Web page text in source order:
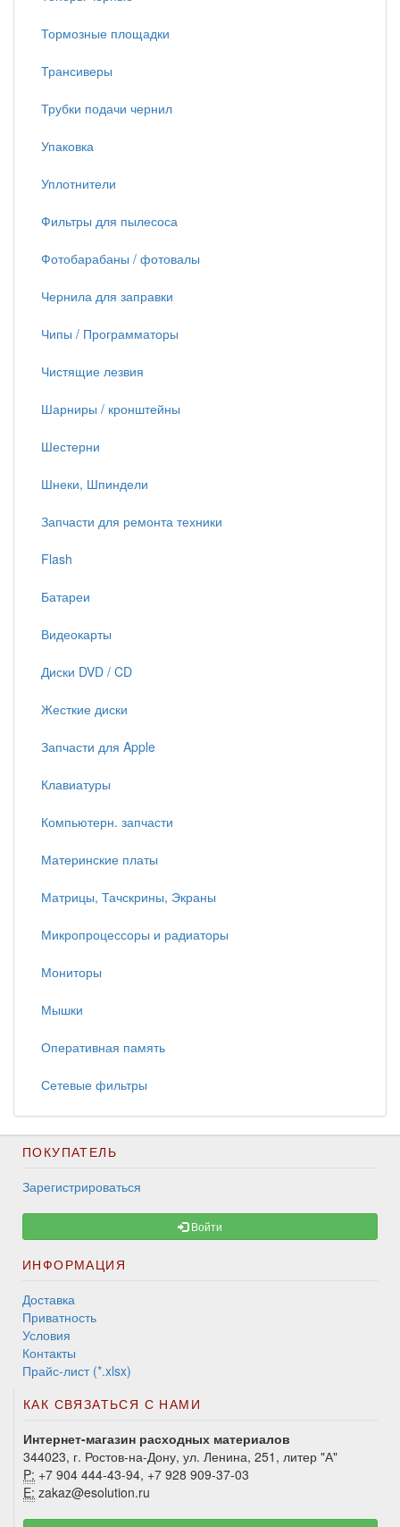
Тормозные площадки
Трансиверы
Трубки подачи чернил
Упаковка
Уплотнители
Фильтры для пылесоса
Фотобарабаны / фотовалы
Чернила для заправки
Чипы / Программаторы
Чистящие лезвия
Шарниры / кронштейны
Шестерни
Шнеки, Шпиндели
Запчасти для ремонта техники
Flash
Батареи
Видеокарты
Диски DVD / CD
Жесткие диски
Запчасти для Apple
Клавиатуры
Компьютерн. запчасти
Материнские платы
Матрицы, Тачскрины, Экраны
Микропроцессоры и радиаторы
Мониторы
Мышки
Оперативная память
Сетевые фильтры
ПОКУПАТЕЛЬ
Зарегистрироваться
Войти
ИНФОРМАЦИЯ
Доставка
Приватность
Условия
Контакты
Прайс-лист (*.xlsx)
КАК СВЯЗАТЬСЯ С НАМИ
Интернет-магазин расходных материалов
344023, г. Ростов-на-Дону, ул. Ленина, 251, литер "А"
P: +7 904 444-43-94, +7 928 909-37-03
E: zakaz@esolution.ru